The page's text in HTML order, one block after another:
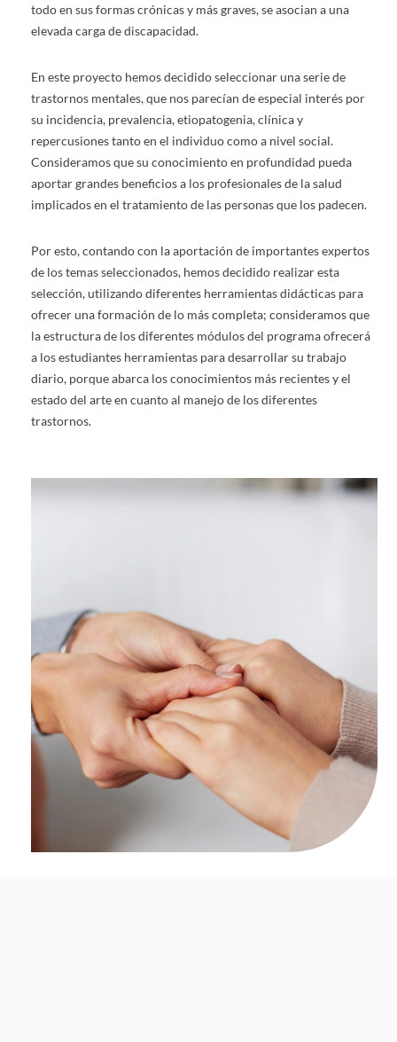
todo en sus formas crónicas y más graves, se asocian a una
elevada carga de discapacidad.
En este proyecto hemos decidido seleccionar una serie de
trastornos mentales, que nos parecían de especial interés por
su incidencia, prevalencia, etiopatogenia, clínica y
repercusiones tanto en el individuo como a nivel social.
Consideramos que su conocimiento en profundidad pueda
aportar grandes beneficios a los profesionales de la salud
implicados en el tratamiento de las personas que los padecen.
Por esto, contando con la aportación de importantes expertos
de los temas seleccionados, hemos decidido realizar esta
selección, utilizando diferentes herramientas didácticas para
ofrecer una formación de lo más completa; consideramos que
la estructura de los diferentes módulos del programa ofrecerá
a los estudiantes herramientas para desarrollar su trabajo
diario, porque abarca los conocimientos más recientes y el
estado del arte en cuanto al manejo de los diferentes
trastornos.